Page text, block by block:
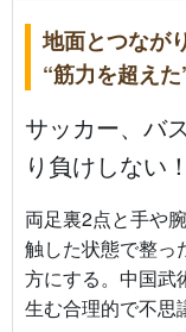
地面とつなが
“筋力を超え
サッカー、バ
り負けしない！
両足裏2点と手や
触した状態で整っ
方にする。中国武
生む合理的で不思